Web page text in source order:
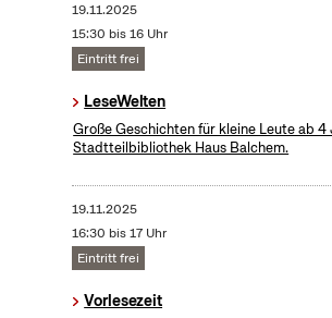
19.11.2025
15:30 bis 16 Uhr
Eintritt frei
LeseWelten
Große Geschichten für kleine Leute ab 4
Stadtteilbibliothek Haus Balchem.
19.11.2025
16:30 bis 17 Uhr
Eintritt frei
Vorlesezeit